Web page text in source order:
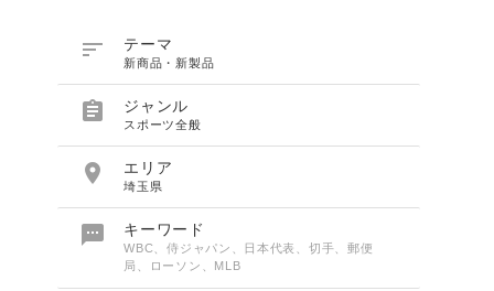
 テーマ
新商品・新製品
 ジャンル
スポーツ全般
 エリア
埼玉県
 キーワード
WBC、侍ジャパン、日本代表、切手、郵便
局、ローソン、MLB